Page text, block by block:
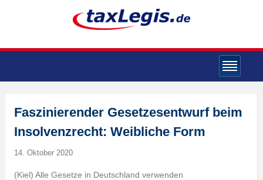
Faszinierender Gesetzesentwurf beim
Insolvenzrecht: Weibliche Form
14. Oktober 2020
(Kiel) Alle Gesetze in Deutschland verwenden